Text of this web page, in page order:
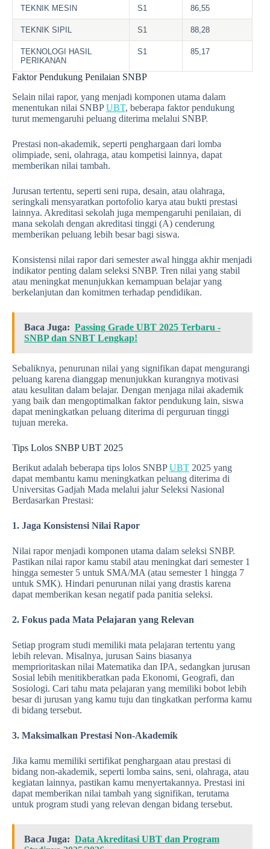
TEKNIK MESIN S1 86,55
TEKNIK SIPIL S1 88,28
TEKNOLOGI HASIL
PERIKANAN
S1 85,17
Faktor Pendukung Penilaian SNBP
Selain nilai rapor, yang menjadi komponen utama dalam
menentukan nilai SNBPUBT, beberapa faktor pendukung
turut memengaruhi peluang diterima melalui SNBP.
Prestasi non-akademik, seperti penghargaan dari lomba
olimpiade, seni, olahraga, atau kompetisi lainnya, dapat
memberikan nilai tambah.
Jurusan tertentu, seperti seni rupa, desain, atau olahraga,
seringkali mensyaratkan portofolio karya atau bukti prestasi
lainnya. Akreditasi sekolah juga mempengaruhi penilaian, di
mana sekolah dengan akreditasi tinggi (A) cenderung
memberikan peluang lebih besar bagi siswa.
Konsistensi nilai rapor dari semester awal hingga akhir menjadi
indikator penting dalam seleksi SNBP. Tren nilai yang stabil
atau meningkat menunjukkan kemampuan belajar yang
berkelanjutan dan komitmen terhadap pendidikan.
Baca Juga: Passing Grade UBT 2025 Terbaru -
SNBP dan SNBT Lengkap!
Sebaliknya, penurunan nilai yang signifikan dapat mengurangi
peluang karena dianggap menunjukkan kurangnya motivasi
atau kesulitan dalam belajar. Dengan menjaga nilai akademik
yang baik dan mengoptimalkan faktor pendukung lain, siswa
dapat meningkatkan peluang diterima di perguruan tinggi
tujuan mereka.
Tips Lolos SNBP UBT 2025
Berikut adalah beberapa tips lolos SNBPUBT 2025 yang
dapat membantu kamu meningkatkan peluang diterima di
Universitas Gadjah Mada melalui jalur Seleksi Nasional
Berdasarkan Prestasi:
1. Jaga Konsistensi Nilai Rapor
Nilai rapor menjadi komponen utama dalam seleksi SNBP.
Pastikan nilai rapor kamu stabil atau meningkat dari semester 1
hingga semester 5 untuk SMA/MA (atau semester 1 hingga 7
untuk SMK). Hindari penurunan nilai yang drastis karena
dapat memberikan kesan negatif pada panitia seleksi.
2. Fokus pada Mata Pelajaran yang Relevan
Setiap program studi memiliki mata pelajaran tertentu yang
lebih relevan. Misalnya, jurusan Sains biasanya
memprioritaskan nilai Matematika dan IPA, sedangkan jurusan
Sosial lebih menitikberatkan pada Ekonomi, Geografi, dan
Sosiologi. Cari tahu mata pelajaran yang memiliki bobot lebih
besar di jurusan yang kamu tuju dan tingkatkan performa kamu
di bidang tersebut.
3. Maksimalkan Prestasi Non-Akademik
Jika kamu memiliki sertifikat penghargaan atau prestasi di
bidang non-akademik, seperti lomba sains, seni, olahraga, atau
kegiatan lainnya, pastikan kamu menyertakannya. Prestasi ini
dapat memberikan nilai tambah yang signifikan, terutama
untuk program studi yang relevan dengan bidang tersebut.
Baca Juga: Data Akreditasi UBT dan Program